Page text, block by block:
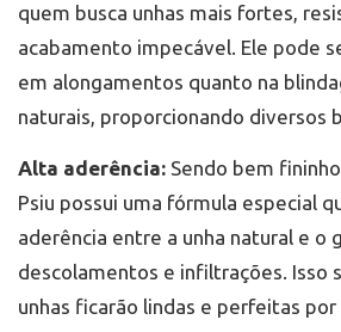
quem busca unhas mais fortes,
acabamento impecável. Ele pode
em alongamentos quanto na
naturais, proporcionando diversos
Alta aderência: Sendo bem
Psiu possui uma fórmula especial
aderência entre a unha natural e o
descolamentos e infiltrações. Isso
unhas ficarão lindas e perfeitas